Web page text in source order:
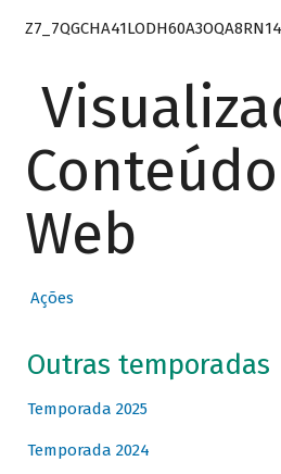
Web
Ações
Outras temporadas
Temporada 2025
Temporada 2024